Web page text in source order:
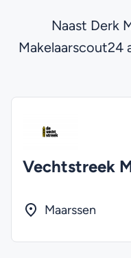
Naast Derk
Makelaarscout24
Vechtstreek
Maarssen